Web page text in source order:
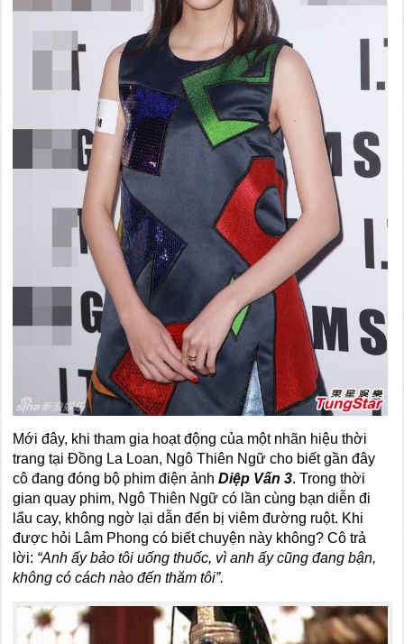
Mới đây, khi tham gia hoạt động của một nhãn hiệu thời
trang tại Đồng La Loan, Ngô Thiên Ngữ cho biết gần đây
cô đang đóng bộ phim điện ảnhDiệp Vấn 3. Trong thời
gian quay phim, Ngô Thiên Ngữ có lần cùng bạn diễn đi
lẩu cay, không ngờ lại dẫn đến bị viêm đường ruột. Khi
được hỏi Lâm Phong có biết chuyện này không? Cô trả
lời: “Anh ấy bảo tôi uống thuốc, vì anh ấy cũng đang bận,
không có cách nào đến thăm tôi”.